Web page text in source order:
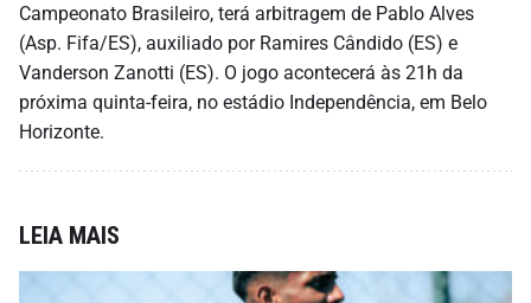
Campeonato Brasileiro, terá arbitragem de Pablo Alves
(Asp. Fifa/ES), auxiliado por Ramires Cândido (ES) e
Vanderson Zanotti (ES). O jogo acontecerá às 21h da
próxima quinta-feira, no estádio Independência, em Belo
Horizonte.
LEIA MAIS